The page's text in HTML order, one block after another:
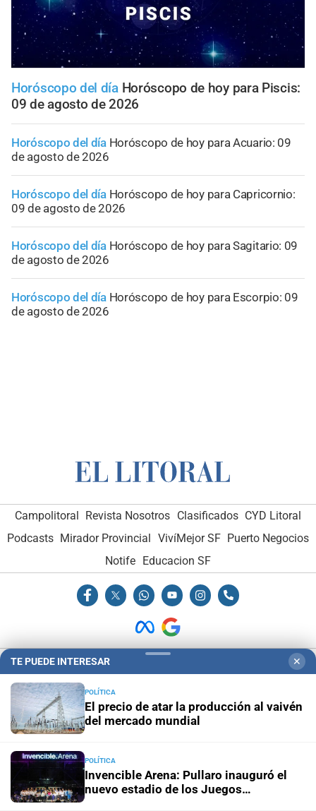
Horóscopo del día Horóscopo de hoy para Piscis:
09 de agosto de 2026
Horóscopo del día Horóscopo de hoy para Acuario: 09
de agosto de 2026
Horóscopo del día Horóscopo de hoy para Capricornio:
09 de agosto de 2026
Horóscopo del día Horóscopo de hoy para Sagitario: 09
de agosto de 2026
Horóscopo del día Horóscopo de hoy para Escorpio: 09
de agosto de 2026
Campolitoral Revista Nosotros Clasificados CYD Litoral
Podcasts Mirador Provincial VivíMejor SF Puerto Negocios
Notife Educacion SF
Hemeroteca Digital (1930-1979) Receptorías de avisos-
Administración y Publicidad
Opcionales con El Litoral-MediaKit
TE PUEDE INTERESAR ✕
POLÍTICA
El precio de atar la producción al vaivén
del mercado mundial
POLÍTICA
Invencible Arena: Pullaro inauguró el
nuevo estadio de los Juegos